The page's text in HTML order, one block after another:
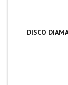
DISCO